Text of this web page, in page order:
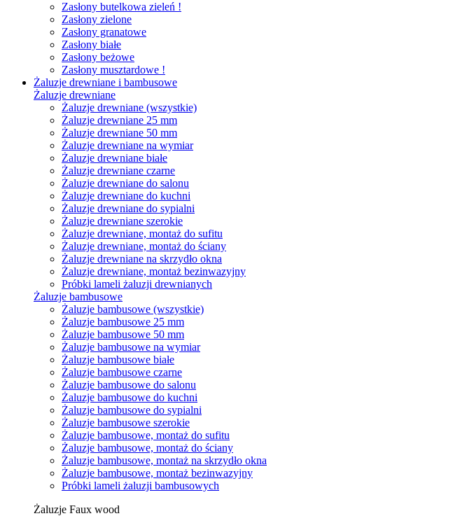
Zasłony butelkowa zieleń !
Zasłony zielone
Zasłony granatowe
Zasłony białe
Zasłony beżowe
Zasłony musztardowe !
Żaluzje drewniane i bambusowe
Żaluzje drewniane
Żaluzje drewniane (wszystkie)
Żaluzje drewniane 25 mm
Żaluzje drewniane 50 mm
Żaluzje drewniane na wymiar
Żaluzje drewniane białe
Żaluzje drewniane czarne
Żaluzje drewniane do salonu
Żaluzje drewniane do kuchni
Żaluzje drewniane do sypialni
Żaluzje drewniane szerokie
Żaluzje drewniane, montaż do sufitu
Żaluzje drewniane, montaż do ściany
Żaluzje drewniane na skrzydło okna
Żaluzje drewniane, montaż bezinwazyjny
Próbki lameli żaluzji drewnianych
Żaluzje bambusowe
Żaluzje bambusowe (wszystkie)
Żaluzje bambusowe 25 mm
Żaluzje bambusowe 50 mm
Żaluzje bambusowe na wymiar
Żaluzje bambusowe białe
Żaluzje bambusowe czarne
Żaluzje bambusowe do salonu
Żaluzje bambusowe do kuchni
Żaluzje bambusowe do sypialni
Żaluzje bambusowe szerokie
Żaluzje bambusowe, montaż do sufitu
Żaluzje bambusowe, montaż do ściany
Żaluzje bambusowe, montaż na skrzydło okna
Żaluzje bambusowe, montaż bezinwazyjny
Próbki lameli żaluzji bambusowych
Żaluzje Faux wood